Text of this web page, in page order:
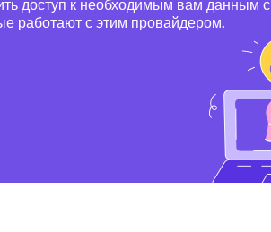
доступ к необходимым вам данным с
работают с этим провайдером.